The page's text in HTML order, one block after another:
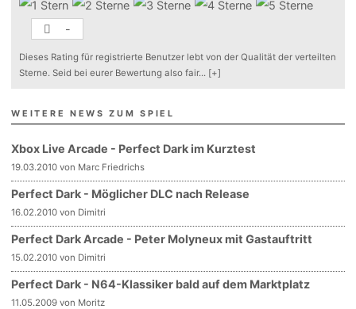
-
Dieses Rating für registrierte Benutzer lebt von der Qualität der verteilten
Sterne. Seid bei eurer Bewertung also fair... [+]
WEITERE NEWS ZUM SPIEL
Xbox Live Arcade - Perfect Dark im Kurztest
19.03.2010 von Marc Friedrichs
Perfect Dark - Möglicher DLC nach Release
16.02.2010 von Dimitri
Perfect Dark Arcade - Peter Molyneux mit Gastauftritt
15.02.2010 von Dimitri
Perfect Dark - N64-Klassiker bald auf dem Marktplatz
11.05.2009 von Moritz